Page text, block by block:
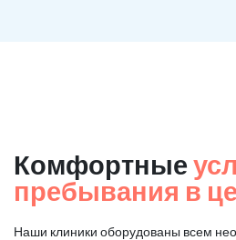
Комфортные
пребывания в
Наши клиники оборудованы всем